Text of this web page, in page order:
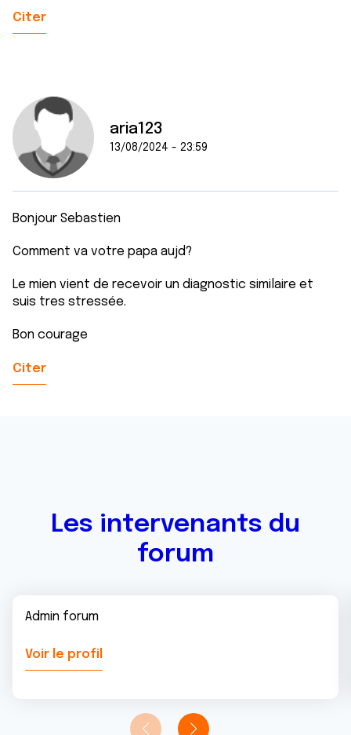
Citer
aria123
13/08/2024 - 23:59
Bonjour Sebastien
Comment va votre papa aujd?
Le mien vient de recevoir un diagnostic similaire et
suis tres stressée.
Bon courage
Citer
Les intervenants du
forum
Admin forum
Voir le profil